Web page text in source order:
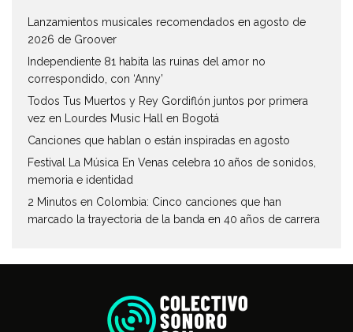
Lanzamientos musicales recomendados en agosto de
2026 de Groover
Independiente 81 habita las ruinas del amor no
correspondido, con ‘Anny’
Todos Tus Muertos y Rey Gordiflón juntos por primera
vez en Lourdes Music Hall en Bogotá
Canciones que hablan o están inspiradas en agosto
Festival La Música En Venas celebra 10 años de sonidos,
memoria e identidad
2 Minutos en Colombia: Cinco canciones que han
marcado la trayectoria de la banda en 40 años de carrera